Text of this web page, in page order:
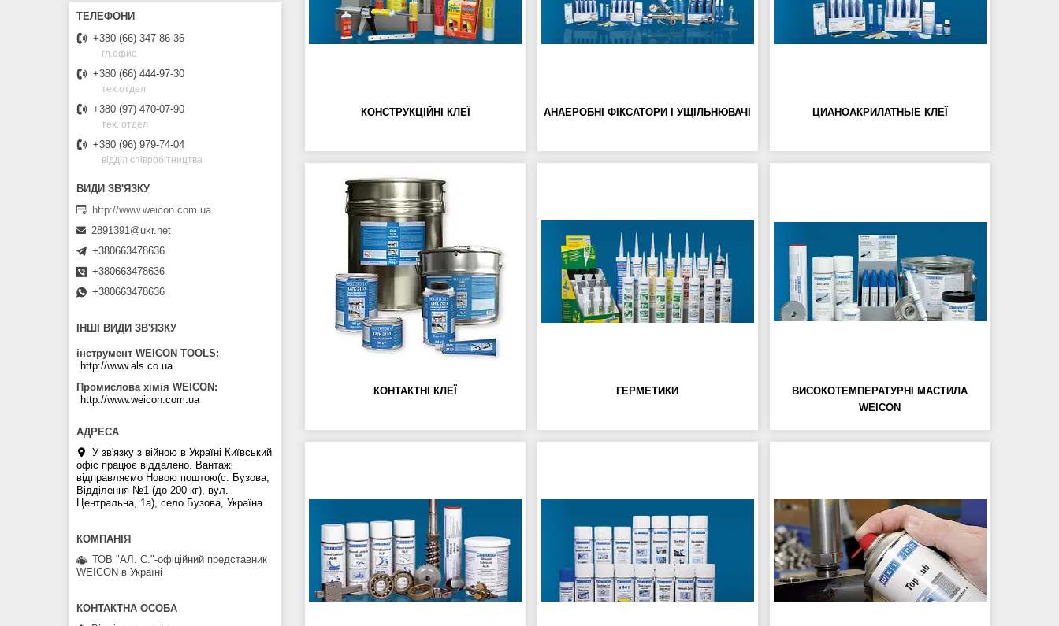
КОНСТРУКЦІЙНІ КЛЕЇ АНАЕРОБНІ ФІКСАТОРИ І УЩІЛЬНЮВАЧІ ЦИАНОАКРИЛАТНЫЕ КЛЕЇ
КОНТАКТНІ КЛЕЇ ГЕРМЕТИКИ
ВИСОКОТЕМПЕРАТУРНІ МАСТИЛА
WEICON
+380 (66) 347-86-36
гл.офис
+380 (66) 444-97-30
тех.отдел
+380 (97) 470-07-90
тех. отдел
+380 (96) 979-74-04
відділ співробітництва
http://www.weicon.com.ua
2891391@ukr.net
+380663478636
+380663478636
+380663478636
ІНШІ ВИДИ ЗВ'ЯЗКУ
інструмент WEICON TOOLS
http://www.als.co.ua
Промислова хімія WEICON
http://www.weicon.com.ua
У зв'язку з війною в Україні Київський
офіс працює віддалено. Вантажі
відправляємо Новою поштою(с. Бузова,
Відділення №1 (до 200 кг), вул.
Центральна, 1а), село.Бузова, Україна
ТОВ "АЛ. С."-офіційний представник
WEICON в Україні